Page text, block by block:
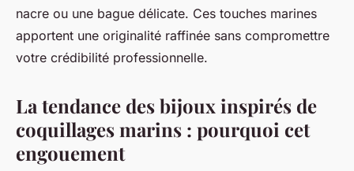
nacre ou une bague délicate. Ces touches marines
apportent une originalité raffinée sans compromettre
votre crédibilité professionnelle.
La tendance des bijoux inspirés de
coquillages marins : pourquoi cet
engouement